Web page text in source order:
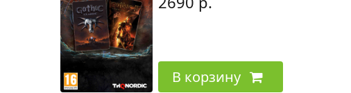
В корзину